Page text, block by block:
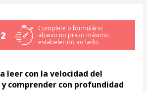
Complete o formulário
abaixo no prazo máximo
estabelecido ao lado.
leer con la velocidad del
comprender con profundidad